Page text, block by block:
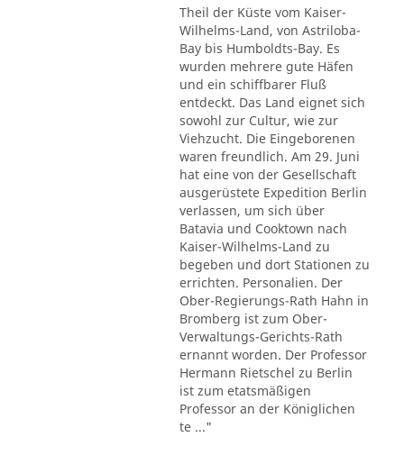
Theil der Küste vom Kaiser-
Wilhelms-Land, von Astriloba-
Bay bis Humboldts-Bay. Es
wurden mehrere gute Häfen
und ein schiffbarer Fluß
entdeckt. Das Land eignet sich
sowohl zur Cultur, wie zur
Viehzucht. Die Eingeborenen
waren freundlich. Am 29. Juni
hat eine von der Gesellschaft
ausgerüstete Expedition Berlin
verlassen, um sich über
Batavia und Cooktown nach
Kaiser-Wilhelms-Land zu
begeben und dort Stationen zu
errichten. Personalien. Der
Ober-Regierungs-Rath Hahn in
Bromberg ist zum Ober-
Verwaltungs-Gerichts-Rath
ernannt worden. Der Professor
Hermann Rietschel zu Berlin
ist zum etatsmäßigen
Professor an der Königlichen
te ..."